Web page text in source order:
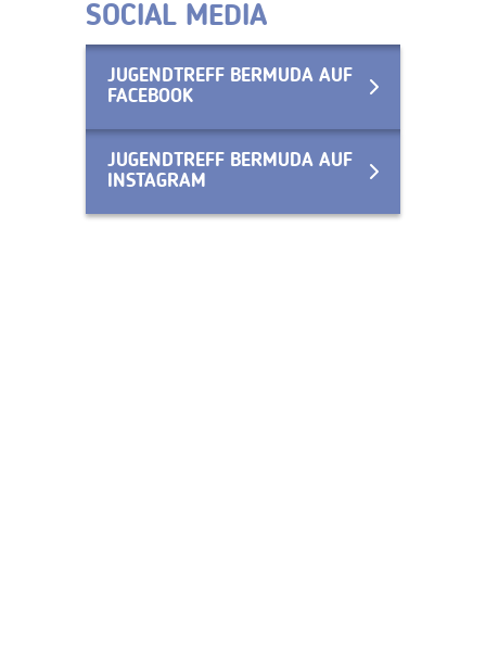
SOCIAL MEDIA
JUGENDTREFF BERMUDA AUF
FACEBOOK
JUGENDTREFF BERMUDA AUF
INSTAGRAM